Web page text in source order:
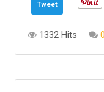
Tweet
1332 Hits